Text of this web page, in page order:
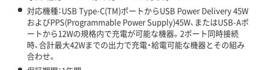
対応機種：USB Type-C(TM)ポートからUSB Power Delivery 45W
およびPPS(Programmable Power Supply)45W、またはUSB-Aポ
ートから12Wの規格内で充電が可能な機器。2ポート同時接続
時、合計最大42Wまでの出力で充電・給電可能な機器とその組み
合わせ。